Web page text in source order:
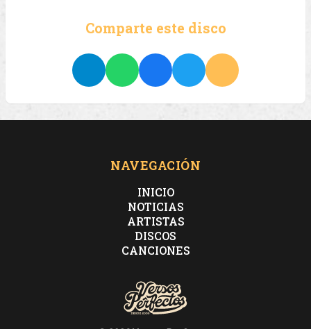
Comparte este disco
NAVEGACIÓN
INICIO
NOTICIAS
ARTISTAS
DISCOS
CANCIONES